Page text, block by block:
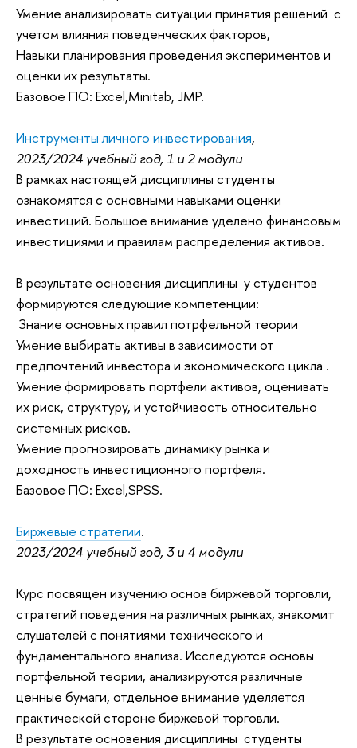
Умение анализировать ситуации принятия решений с
учетом влияния поведенческих факторов,
Навыки планирования проведения экспериментов и
оценки их результаты.
Базовое ПО: Excel,Minitab, JMP.
Инструменты личного инвестирования,
2023/2024 учебный год, 1 и 2 модули
В рамках настоящей дисциплины студенты
ознакомятся с основными навыками оценки
инвестиций. Большое внимание уделено финансовым
инвестициями и правилам распределения активов.
В результате основения дисциплины у студентов
формируются следующие компетенции:
Знание основных правил потрфельной теории
Умение выбирать активы в зависимости от
предпочтений инвестора и экономического цикла .
Умение формировать портфели активов, оценивать
их риск, структуру, и устойчивость относительно
системных рисков.
Умение прогнозировать динамику рынка и
доходность инвестиционного портфеля.
Базовое ПО: Excel,SPSS.
Биржевые стратегии.
2023/2024 учебный год, 3 и 4 модули
Курс посвящен изучению основ биржевой торговли,
стратегий поведения на различных рынках, знакомит
слушателей с понятиями технического и
фундаментального анализа. Исследуются основы
портфельной теории, анализируются различные
ценные бумаги, отдельное внимание уделяется
практической стороне биржевой торговли.
В результате основения дисциплины студенты